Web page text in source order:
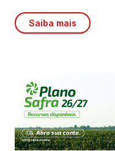
Saiba mais